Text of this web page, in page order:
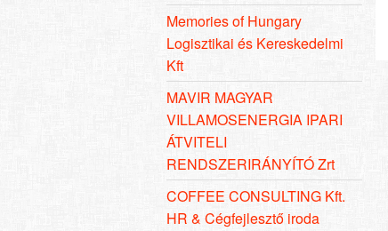
Memories of Hungary
Logisztikai és Kereskedelmi
Kft
MAVIR MAGYAR
VILLAMOSENERGIA IPARI
ÁTVITELI
RENDSZERIRÁNYÍTÓ Zrt
COFFEE CONSULTING Kft.
HR & Cégfejlesztő iroda